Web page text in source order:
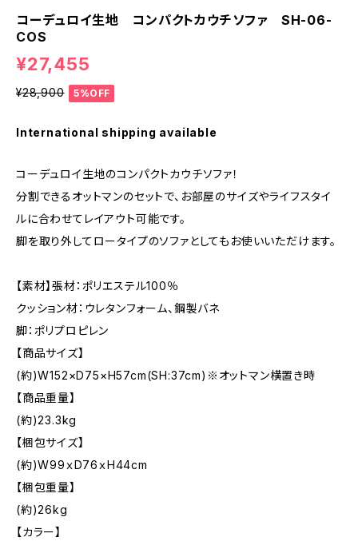
コーデュロイ生地 コンパクトカウチソファ SH-06-
COS
¥27,455
¥28,900 5%OFF
International shipping available
コーデュロイ生地のコンパクトカウチソファ！
分割できるオットマンのセットで、お部屋のサイズやライフスタイ
ルに合わせてレイアウト可能です。
脚を取り外してロータイプのソファとしてもお使いいただけます。
【素材】張材：ポリエステル100％
クッション材：ウレタンフォーム、鋼製バネ
脚：ポリプロピレン
【商品サイズ】
(約)W152×D75×H57cm(SH:37cm)※オットマン横置き時
【商品重量】
(約)23.3kg
【梱包サイズ】
(約)W99ｘD76ｘH44cm
【梱包重量】
(約)26kg
【カラー】